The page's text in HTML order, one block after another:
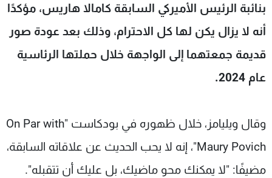
بنائبة الرئيس الأميركي السابقة كامالا هاريس، مؤكدًا
أنه لا يزال يكن لها كل الاحترام، وذلك بعد عودة صور
قديمة جمعتهما إلى الواجهة خلال حملتها الرئاسية
عام 2024.
وقال ويليامز، خلال ظهوره في بودكاست "On Par with
Maury Povich"، إنه لا يحب الحديث عن علاقاته السابقة،
مضيفًا: "لا يمكنك محو ماضيك، بل عليك أن تتقبله".
عن MTV
الإنـتـاج
لاعلاناتكم
وظائف
تواصل معنا
شروط الإسـتخدام
سياسة الخصوصية